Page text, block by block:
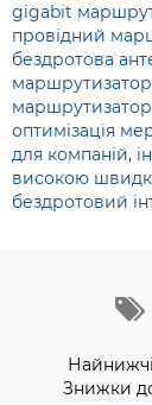
gigabit
провідний
бездротова
оптимізація
для компаній,
високою
бездротовий
Знижки